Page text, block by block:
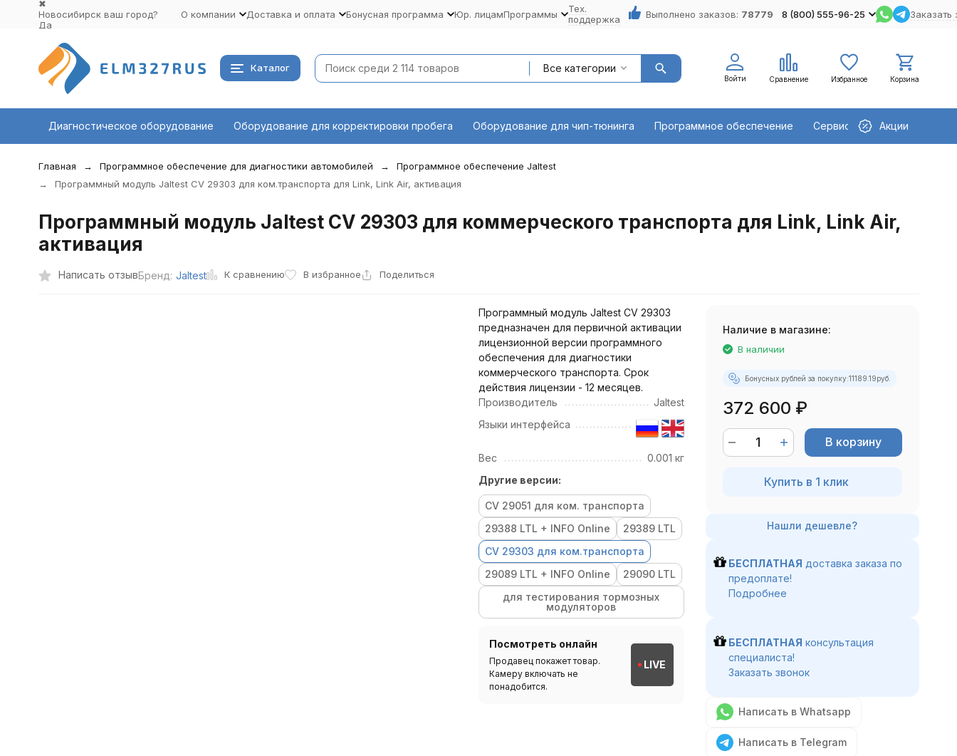
✖
Новосибирск ваш город?
Да
О компании Доставка и оплата Бонусная программа Юр. лицамПрограммы
Тех.
поддержка
Выполнено заказов: 78779 8 (800) 555-96-25 Заказать
Каталог Все категории
Войти Сравнение Избранное Корзина
Диагностическое оборудование Оборудование для корректировки пробега Оборудование для чип-тюнинга Программное обеспечение Сервисное оборудование
Акции
Главная Программное обеспечение для диагностики автомобилей
Программное обеспечение Jaltest
Программный модуль Jaltest СV 29303 для ком.транспорта для Link, Link Air, активация
Программный модуль Jaltest СV 29303 для коммерческого транспорта для Link, Link Air,
активация
Написать отзывБренд: Jaltest К сравнению В избранное Поделиться
Программный модуль Jaltest СV 29303
предназначен для первичной активации
лицензионной версии программного
обеспечения для диагностики
коммерческого транспорта. Срок
действия лицензии - 12 месяцев.
Производитель
Jaltest
Языки интерфейса
Вес
0.001 кг
Другие версии:
СV 29051 для ком. транспорта
29388 LTL + INFO Online
29389 LTL
СV 29303 для ком.транспорта
29089 LTL + INFO Online
29090 LTL
для тестирования тормозных
модуляторов
Посмотреть онлайн
Продавец покажет товар.
Камеру включать не
понадобится.
LIVE
Наличие в магазине:
В наличии
Бонусных рублей за покупку:11189.19руб.
372 600 ₽
В корзину
Купить в 1 клик
БЕСПЛАТНАЯ доставка заказа по
предоплате!
Подробнее
БЕСПЛАТНАЯ консультация
специалиста!
Заказать звонок
Написать в Whatsapp
Написать в Telegram